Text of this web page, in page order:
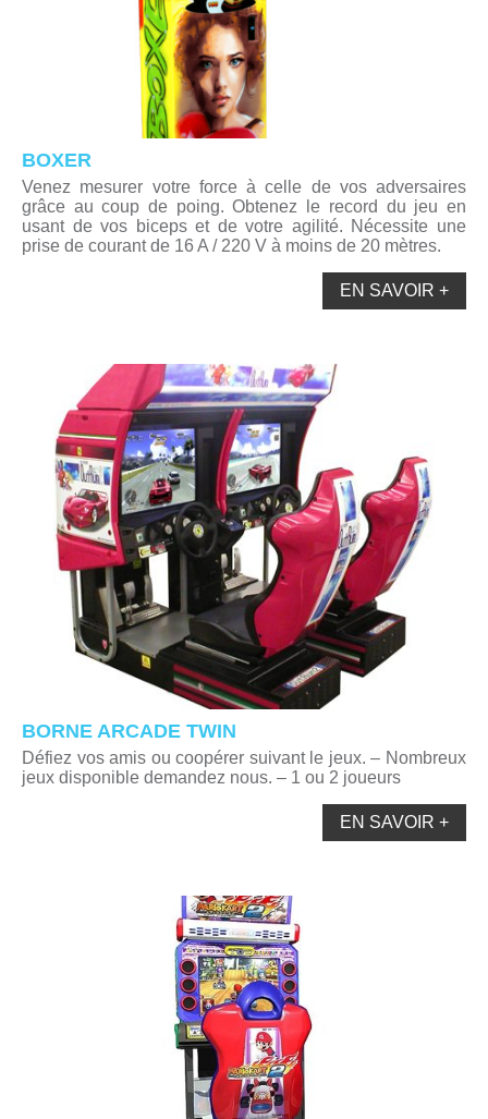
BOXER
Venez mesurer votre force à celle de vos adversaires
grâce au coup de poing. Obtenez le record du jeu en
usant de vos biceps et de votre agilité. Nécessite une
prise de courant de 16 A / 220 V à moins de 20 mètres.
EN SAVOIR +
BORNE ARCADE TWIN
Défiez vos amis ou coopérer suivant le jeux. – Nombreux
jeux disponible demandez nous. – 1 ou 2 joueurs
EN SAVOIR +